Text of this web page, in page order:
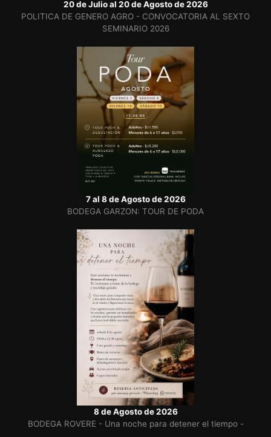
20 de Julio al 20 de Agosto de 2026
POLITICA DE GENERO AGRO - CONVOCATORIA AL SEXTO
SEMINARIO 2026
7 al 8 de Agosto de 2026
BODEGA GARZON: TOUR DE PODA
8 de Agosto de 2026
BODEGA ROVERE - Una noche para detener el tiempo -